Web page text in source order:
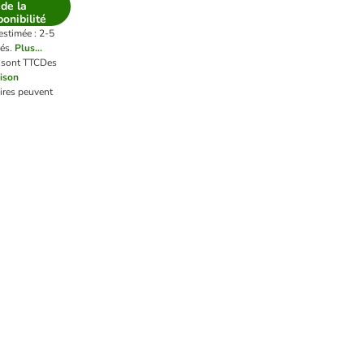
de la
: 2-5
Plus...
TTCDes
peuvent